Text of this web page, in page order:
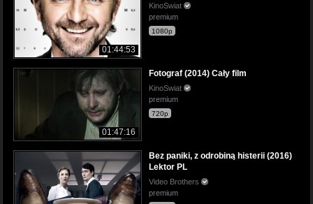
01:44:53
KinoSwiat
premium
1080p
01:47:16
Fotograf (2014) Cały film
KinoSwiat
premium
720p
Bez paniki, z odrobiną histerii (2016)
Lektor PL
Video Brothers
premium